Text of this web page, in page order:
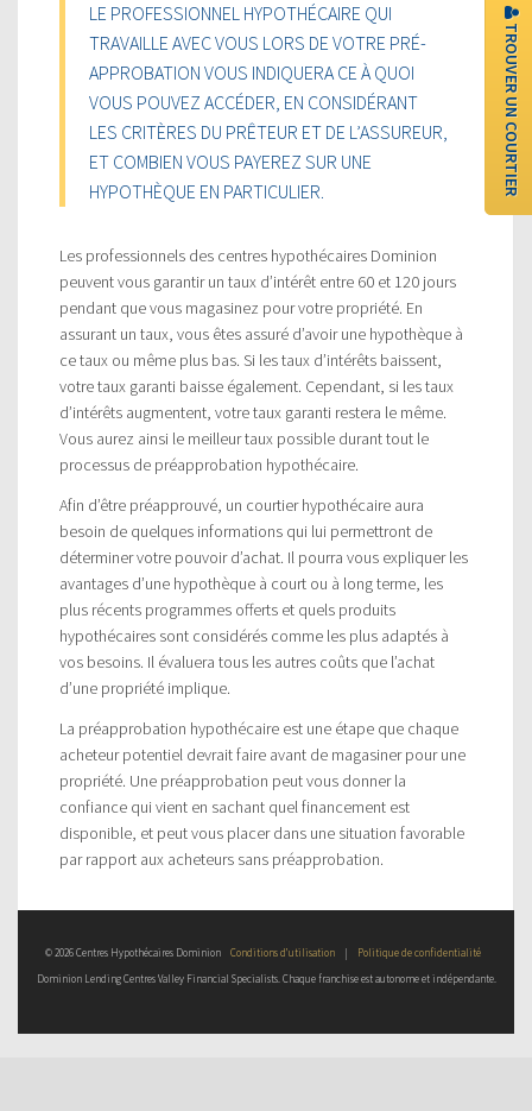
TROUVER UN COURTIER
LE PROFESSIONNEL HYPOTHÉCAIRE QUI
TRAVAILLE AVEC VOUS LORS DE VOTRE PRÉ-
APPROBATION VOUS INDIQUERA CE À QUOI
VOUS POUVEZ ACCÉDER, EN CONSIDÉRANT
LES CRITÈRES DU PRÊTEUR ET DE L’ASSUREUR,
ET COMBIEN VOUS PAYEREZ SUR UNE
HYPOTHÈQUE EN PARTICULIER.
Les professionnels des centres hypothécaires Dominion
peuvent vous garantir un taux d’intérêt entre 60 et 120 jours
pendant que vous magasinez pour votre propriété. En
assurant un taux, vous êtes assuré d’avoir une hypothèque à
ce taux ou même plus bas. Si les taux d’intérêts baissent,
votre taux garanti baisse également. Cependant, si les taux
d’intérêts augmentent, votre taux garanti restera le même.
Vous aurez ainsi le meilleur taux possible durant tout le
processus de préapprobation hypothécaire.
Afin d’être préapprouvé, un courtier hypothécaire aura
besoin de quelques informations qui lui permettront de
déterminer votre pouvoir d’achat. Il pourra vous expliquer les
avantages d’une hypothèque à court ou à long terme, les
plus récents programmes offerts et quels produits
hypothécaires sont considérés comme les plus adaptés à
vos besoins. Il évaluera tous les autres coûts que l’achat
d’une propriété implique.
La préapprobation hypothécaire est une étape que chaque
acheteur potentiel devrait faire avant de magasiner pour une
propriété. Une préapprobation peut vous donner la
confiance qui vient en sachant quel financement est
disponible, et peut vous placer dans une situation favorable
par rapport aux acheteurs sans préapprobation.
© 2026 Centres Hypothécaires Dominion Conditions d’utilisation |
Politique de confidentialité
Dominion Lending Centres Valley Financial Specialists. Chaque franchise est autonome et indépendante.